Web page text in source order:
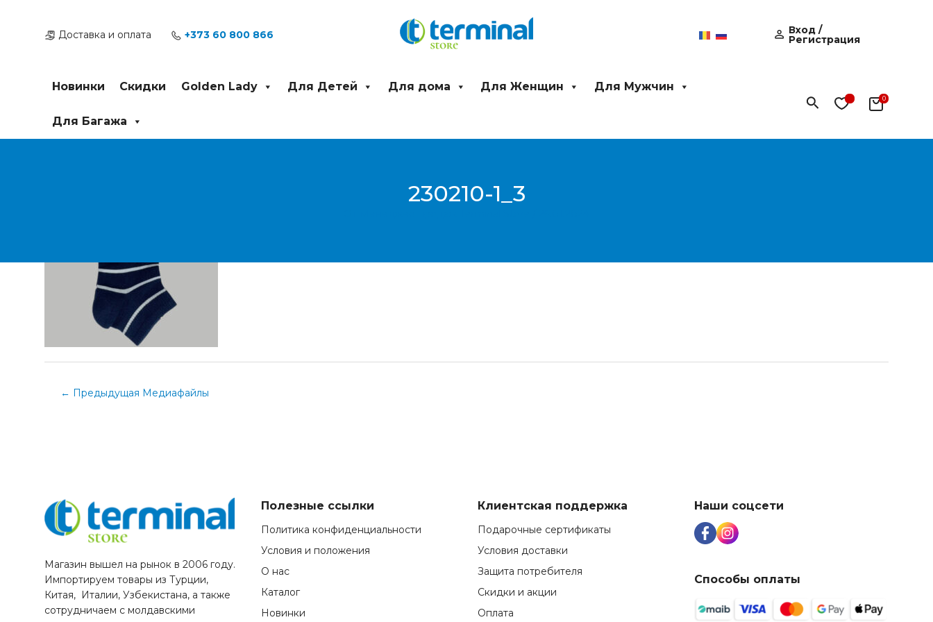
содержимомуДоставка и оплата +373 60 800 866 Вход /
Регистрация
Новинки Скидки Golden Lady Для Детей Для дома Для Женщин Для Мужчин
Для Багажа
Поиск
230210-1_3
← Предыдущая Медиафайлы
Магазин вышел на рынок в 2006 году.
Импортируем товары из Турции,
Китая, Италии, Узбекистана, а также
сотрудничаем с молдавскими
Полезные ссылки
Политика конфиденциальности
Условия и положения
О нас
Каталог
Новинки
Клиентская поддержка
Подарочные сертификаты
Условия доставки
Защита потребителя
Скидки и акции
Оплата
Наши соцсети
Способы оплаты